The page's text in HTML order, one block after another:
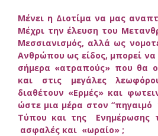
Μένει η Διοτίμα να μας
Μέχρι την έλευση του
Μεσσιανισμός, αλλά ως
Ανθρώπου ως είδος, μπορεί
σήμερα «ατραπούς» που θα
και στις μεγάλες
διαθέτουν «Ερμές» και
ώστε μια μέρα στον
Τύπου και της Ενημέρωσης
ασφαλές και